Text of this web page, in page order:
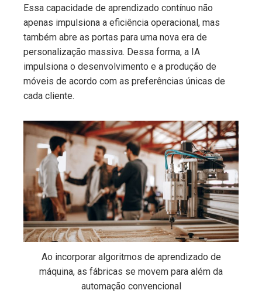
Essa capacidade de aprendizado contínuo não
apenas impulsiona a eficiência operacional, mas
também abre as portas para uma nova era de
personalização massiva. Dessa forma, a IA
impulsiona o desenvolvimento e a produção de
móveis de acordo com as preferências únicas de
cada cliente.
Ao incorporar algoritmos de aprendizado de
máquina, as fábricas se movem para além da
automação convencional